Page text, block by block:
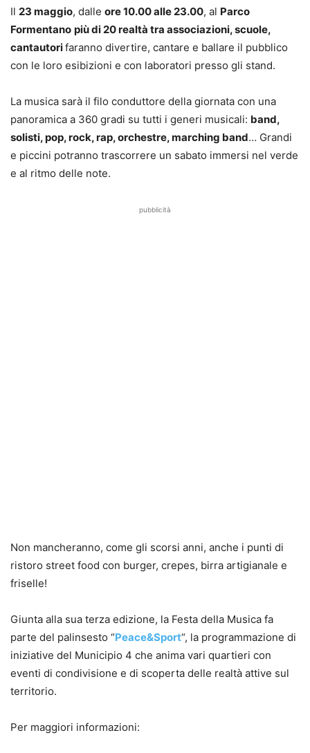
Il 23 maggio, dalle ore 10.00 alle 23.00, al Parco
Formentano più di 20 realtà tra associazioni, scuole,
cantautorifaranno divertire, cantare e ballare il pubblico
con le loro esibizioni e con laboratori presso gli stand.
La musica sarà il filo conduttore della giornata con una
panoramica a 360 gradi su tutti i generi musicali: band,
solisti, pop, rock, rap, orchestre, marching band… Grandi
e piccini potranno trascorrere un sabato immersi nel verde
e al ritmo delle note.
pubblicità
Non mancheranno, come gli scorsi anni, anche i punti di
ristoro street food con burger, crepes, birra artigianale e
friselle!
Giunta alla sua terza edizione, la Festa della Musica fa
parte del palinsesto “Peace&Sport“, la programmazione di
iniziative del Municipio 4 che anima vari quartieri con
eventi di condivisione e di scoperta delle realtà attive sul
territorio.
Per maggiori informazioni: